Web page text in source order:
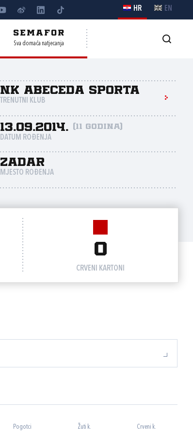
HR EN
SEMAFOR
Sva domaća natjecanja
NK Abeceda sporta
TRENUTNI KLUB
13.09.2014. (11 godina)
DATUM ROĐENJA
Zadar
MJESTO ROĐENJA
0
CRVENI KARTONI
Pogotci Žuti k. Crveni k.